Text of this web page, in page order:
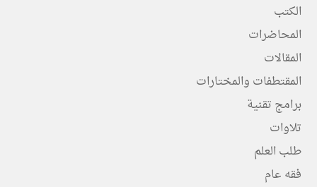
الكتب
المحاضرات
المقالات
المقتطفات والمختارات
برامج تقنية
تلاوات
طلب العلم
فقه عام